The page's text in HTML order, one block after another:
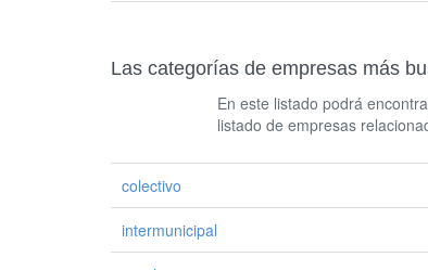
Las categorías de empresas más
En este listado podrá
listado de empresas
colectivo
intermunicipal